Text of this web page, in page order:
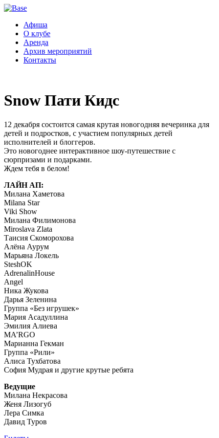
Афиша
О клубе
Аренда
Архив мероприятий
Контакты
Snow Пати Кидс
12 декабря состоится самая крутая новогодняя вечеринка для
детей и подростков, с участием популярных детей
исполнителей и блоггеров.
Это новогоднее интерактивное шоу-путешествие с
сюрпризами и подарками.
Ждем тебя в белом!
ЛАЙН АП:
Милана Хаметова
Milana Star
Viki Show
Милана Филимонова
Miroslava Zlata
Таисия Скоморохова
Алёна Аурум
Марьяна Локель
SteshOK
AdrenalinHouse
Angel
Ника Жукова
Дарья Зеленина
Группа «Без игрушек»
Мария Асадуллина
Эмилия Алиева
MA’RGO
Марианна Гекман
Группа «Рили»
Алиса Тухбатова
София Мудрая и другие крутые ребята
Ведущие
Милана Некрасова
Женя Лизогуб
Лера Симка
Давид Туров